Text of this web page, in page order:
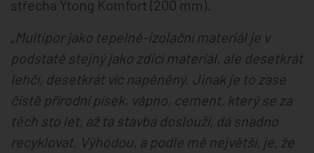
střecha Ytong Komfort (200 mm).
„Multipor jako tepelně-izolační materiál je v
podstatě stejný jako zdicí materiál, ale desetkrát
lehčí, desetkrát víc napěněný. Jinak je to zase
čistě přírodní písek, vápno, cement, který se za
těch sto let, až ta stavba doslouží, dá snadno
recyklovat. Výhodou, a podle mě největší, je, že